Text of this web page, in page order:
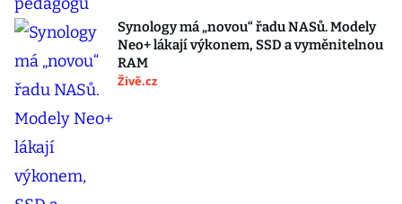
Synology má „novou“ řadu NASů. Modely
Neo+ lákají výkonem, SSD a vyměnitelnou
RAM
Živě.cz